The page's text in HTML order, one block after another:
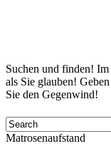
Startseite
Suchen und finden!
als Sie glauben!
Sie den Gegenwind!
Matrosenaufstand